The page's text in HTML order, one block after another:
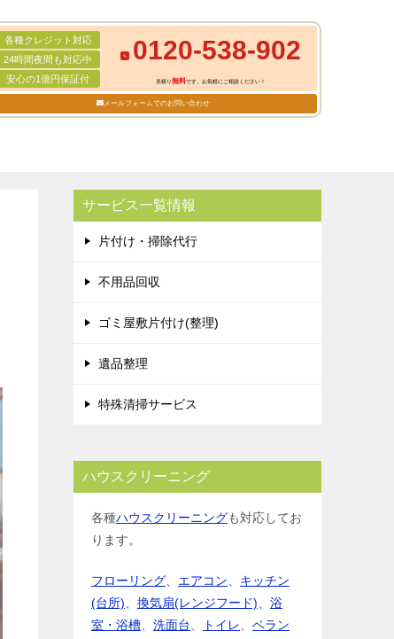
各種クレジット対応
24時間夜間も対応中
安心の1億円保証付
0120-538-902
見積り無料です。お気軽にご相談ください！
メールフォームでのお問い合わせ
サービス一覧情報
片付け・掃除代行
不用品回収
ゴミ屋敷片付け(整理)
遺品整理
特殊清掃サービス
ハウスクリーニング
各種ハウスクリーニングも対応してお
ります。
フローリング エアコン
キッチン
(台所)
換気扇(レンジフード)
浴
室・浴槽
洗面台 トイレ
ベラン